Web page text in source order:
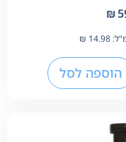
₪
₪ 14.98
הוספה לסל